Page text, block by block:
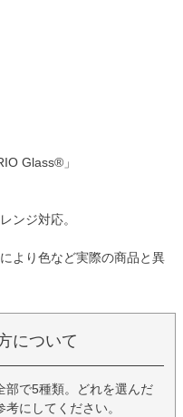
Glass®」
ンジ対応。
より色など実際の商品と異
について
部で5種類。どれを選んだ
にしてください。